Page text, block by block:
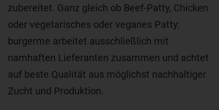
zubereitet. Ganz gleich ob Beef-Patty, Chicken
oder vegetarisches oder veganes Patty:
burgerme arbeitet ausschließlich mit
namhaften Lieferanten zusammen und achtet
auf beste Qualität aus möglichst nachhaltiger
Zucht und Produktion.